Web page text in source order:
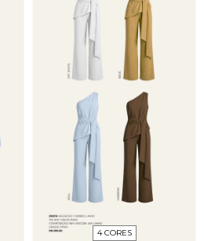
4 CORES